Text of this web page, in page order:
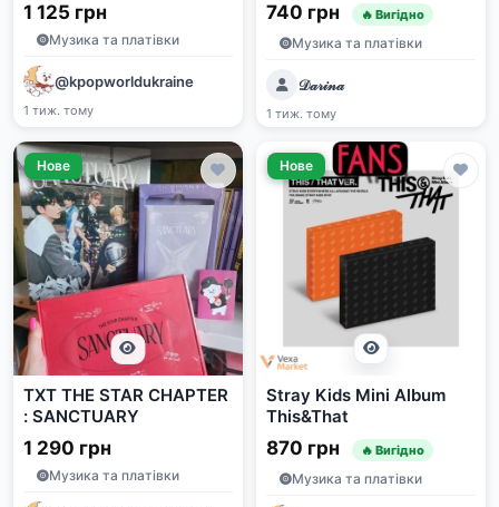
1 125 грн
Музика та платівки
@kpopworldukraine
1 тиж. тому
740 грн 🔥 Вигідно
Музика та платівки
𝒟𝒶𝓇𝒾𝓃𝒶
1 тиж. тому
Нове
TXT THE STAR CHAPTER
: SANCTUARY
1 290 грн
Музика та платівки
Нове
Stray Kids Mini Album
This&That
870 грн 🔥 Вигідно
Музика та платівки